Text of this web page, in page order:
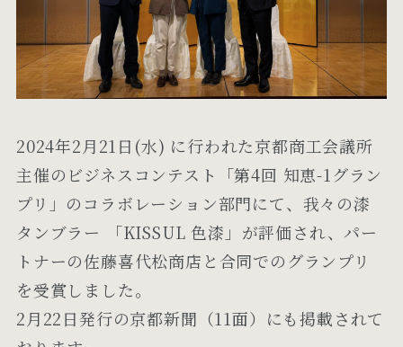
2024年2月21日(水) に行われた京都商工会議所
主催のビジネスコンテスト「第4回 知恵-1グラン
プリ」のコラボレーション部門にて、我々の漆
タンブラー 「KISSUL 色漆」が評価され、パー
トナーの佐藤喜代松商店と合同でのグランプリ
を受賞しました。
2月22日発行の京都新聞（11面）にも掲載されて